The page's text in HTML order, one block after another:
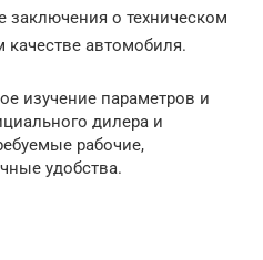
заключения о техническом
автомобиля.
изучение параметров и
дилера и
рабочие,
удобства.